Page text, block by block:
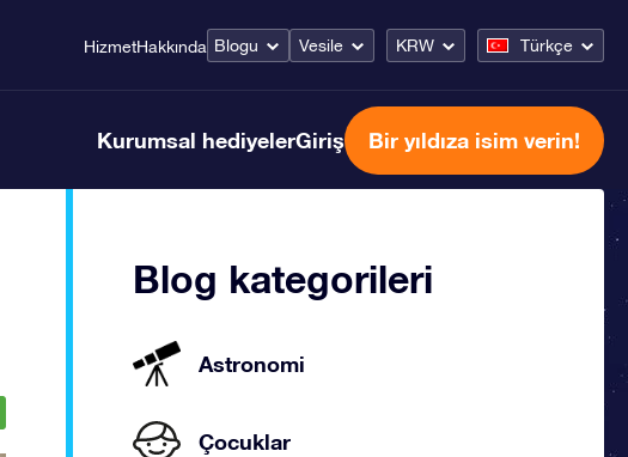
HizmetHakkında Blogu Vesile KRW Türkçe
Kurumsal hediyelerGiriş Bir yıldıza isim verin!
Blog kategorileri
Astronomi
Çocuklar